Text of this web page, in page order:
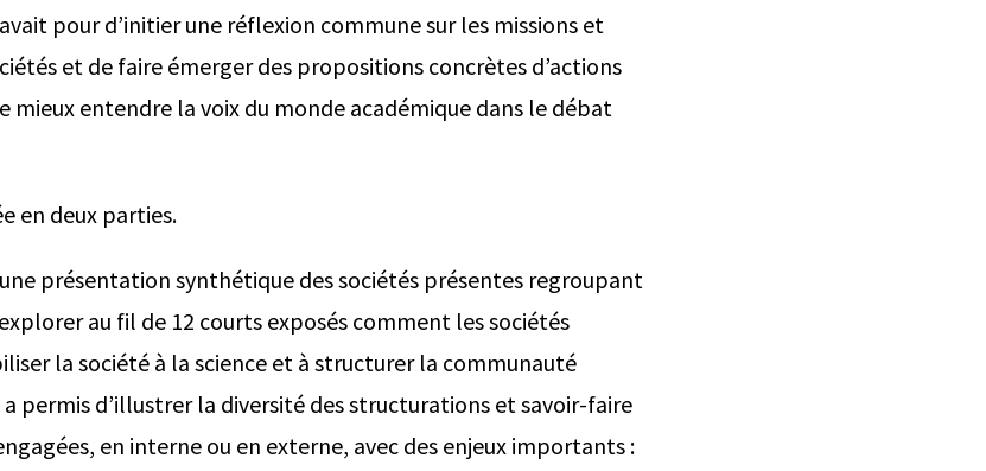
pour d’initier une réflexion commune sur les missions et
et de faire émerger des propositions concrètes d’actions
mieux entendre la voix du monde académique dans le débat
en deux parties.
présentation synthétique des sociétés présentes regroupant
au fil de 12 courts exposés comment les sociétés
la société à la science et à structurer la communauté
permis d’illustrer la diversité des structurations et savoir-faire
en interne ou en externe, avec des enjeux importants :